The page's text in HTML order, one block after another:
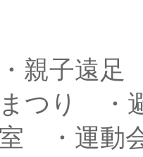
親子遠
つり ・
室 ・運